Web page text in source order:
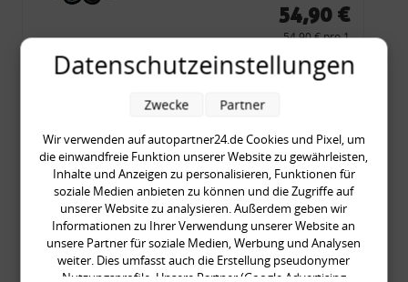
54,90 €
54,90 € pro 1
inkl. gesetzl. MwSt., zzgl.
Rückleuchtenband mit
Blinker, rot, US-Ecken,
Audi 80 Cabrio, Typ 89,
OE-Nr.: 8G0945225 +
Datenschutzeinstellungen
Wir verwenden auf autopartner24.de Cookies und Pixel, um
die einwandfreie Funktion unserer Website zu gewährleisten,
Inhalte und Anzeigen zu personalisieren, Funktionen für
soziale Medien anbieten zu können und die Zugriffe auf
unserer Website zu analysieren. Außerdem geben wir
Informationen zu Ihrer Verwendung unserer Website an
unsere Partner für soziale Medien, Werbung und Analysen
weiter. Dies umfasst auch die Erstellung pseudonymer
Nutzungsprofile. Unsere Partner (Google Advertising
Zwecke Partner